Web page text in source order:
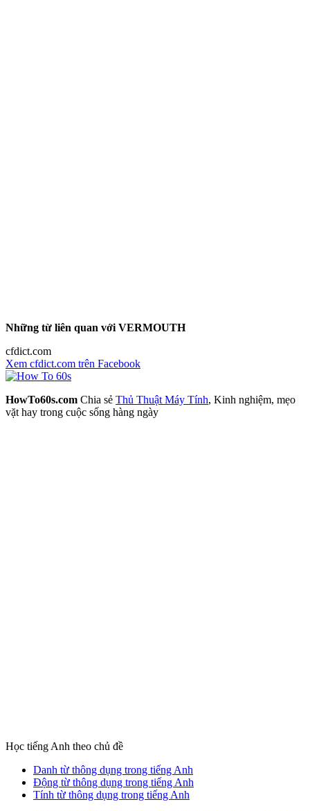
Những từ liên quan với VERMOUTH
cfdict.com
Xem cfdict.com trên Facebook
HowTo60s.com Chia sẻ Thủ Thuật Máy Tính, Kinh nghiệm, mẹo
vặt hay trong cuộc sống hàng ngày
Học tiếng Anh theo chủ đề
Danh từ thông dụng trong tiếng Anh
Động từ thông dụng trong tiếng Anh
Tính từ thông dụng trong tiếng Anh